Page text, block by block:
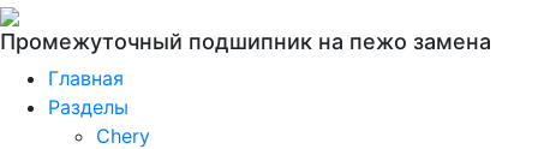
Промежуточный подшипник на пежо замена
Главная
Разделы
Chery